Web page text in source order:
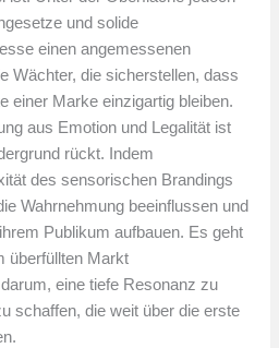
und solide
einen angemessenen
Wächter, die sicherstellen, dass
einer Marke einzigartig bleiben.
aus Emotion und Legalität ist
rückt. Indem
des sensorischen Brandings
Wahrnehmung beeinflussen und
Publikum aufbauen. Es geht
überfüllten Markt
eine tiefe Resonanz zu
schaffen, die weit über die erste